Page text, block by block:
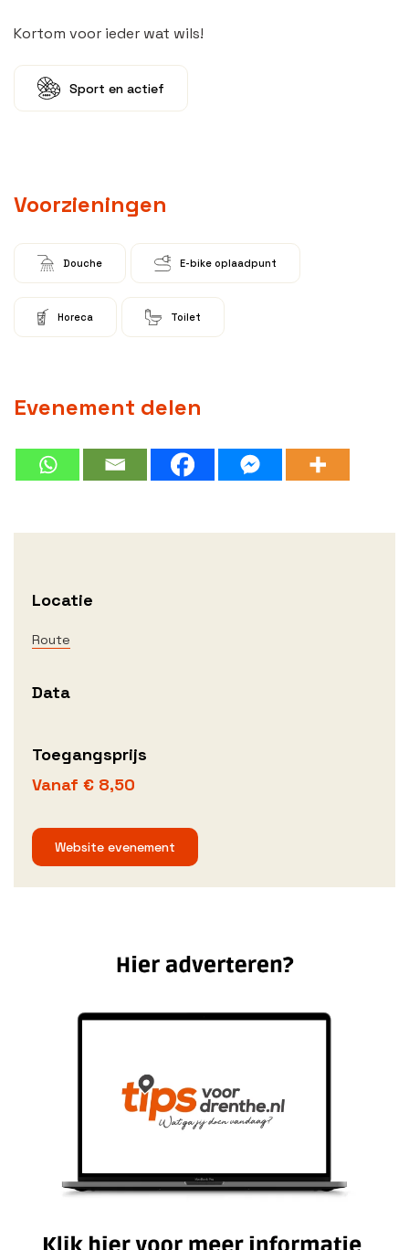
Kortom voor ieder wat wils!
Sport en actief
Voorzieningen
Douche E-bike oplaadpunt
Horeca Toilet
Evenement delen
Locatie
Route
Data
Toegangsprijs
Vanaf € 8,50
Website evenement